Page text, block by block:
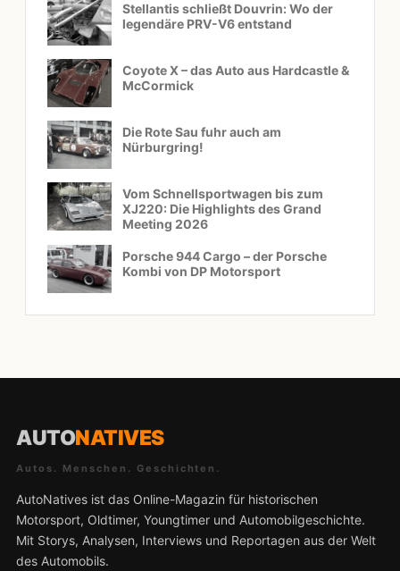
Stellantis schließt Douvrin: Wo der
legendäre PRV-V6 entstand
Coyote X – das Auto aus Hardcastle &
McCormick
Die Rote Sau fuhr auch am
Nürburgring!
Vom Schnellsportwagen bis zum
XJ220: Die Highlights des Grand
Meeting 2026
Porsche 944 Cargo – der Porsche
Kombi von DP Motorsport
AUTONATIVES
Autos. Menschen. Geschichten.
AutoNatives ist das Online-Magazin für historischen
Motorsport, Oldtimer, Youngtimer und Automobilgeschichte.
Mit Storys, Analysen, Interviews und Reportagen aus der Welt
des Automobils.